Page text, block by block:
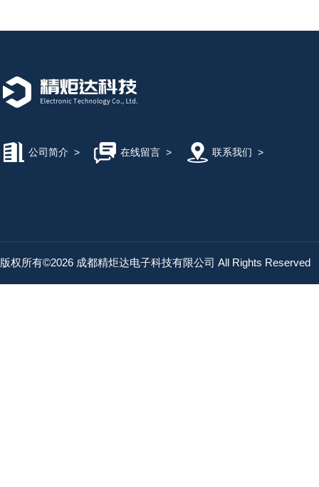
公司简介 > 在线留言> 联系我们 >
版权所有©2026 成都精炬达电子科技有限公司 All Rights Reserved